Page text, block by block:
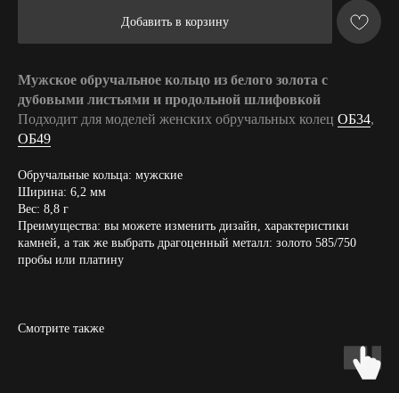
Добавить в корзину
Мужское обручальное кольцо из белого золота с
дубовыми листьями и продольной шлифовкой
Подходит для моделей женских обручальных колец ОБ34,
ОБ49
Обручальные кольца: мужские
Ширина: 6,2 мм
Вес: 8,8 г
Преимущества: вы можете изменить дизайн, характеристики
камней, а так же выбрать драгоценный металл: золото 585/750
пробы или платину
Смотрите также